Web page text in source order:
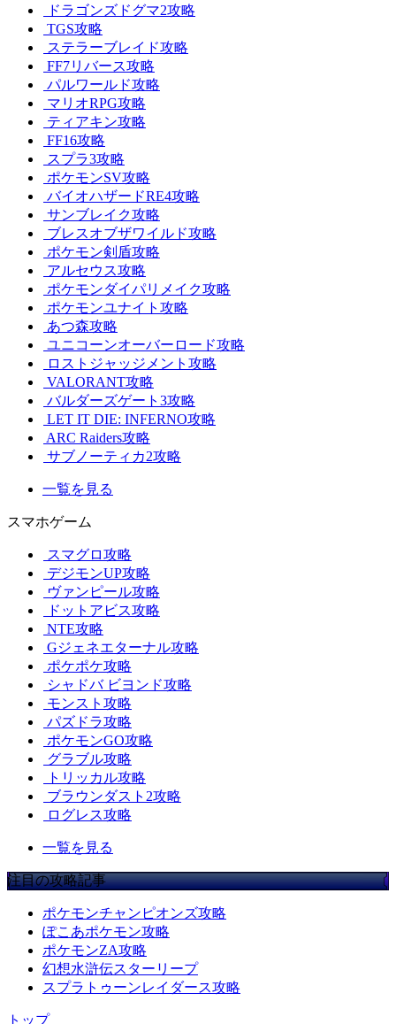
ドラゴンズドグマ2攻略
TGS攻略
ステラーブレイド攻略
FF7リバース攻略
パルワールド攻略
マリオRPG攻略
ティアキン攻略
FF16攻略
スプラ3攻略
ポケモンSV攻略
バイオハザードRE4攻略
サンブレイク攻略
ブレスオブザワイルド攻略
ポケモン剣盾攻略
アルセウス攻略
ポケモンダイパリメイク攻略
ポケモンユナイト攻略
あつ森攻略
ユニコーンオーバーロード攻略
ロストジャッジメント攻略
VALORANT攻略
バルダーズゲート3攻略
LET IT DIE: INFERNO攻略
ARC Raiders攻略
サブノーティカ2攻略
一覧を見る
スマホゲーム
スマグロ攻略
デジモンUP攻略
ヴァンピール攻略
ドットアビス攻略
NTE攻略
Gジェネエターナル攻略
ポケポケ攻略
シャドバ ビヨンド攻略
モンスト攻略
パズドラ攻略
ポケモンGO攻略
グラブル攻略
トリッカル攻略
ブラウンダスト2攻略
ログレス攻略
一覧を見る
注目の攻略記事
ポケモンチャンピオンズ攻略
ぽこあポケモン攻略
ポケモンZA攻略
幻想水滸伝スターリープ
スプラトゥーンレイダース攻略
トップ